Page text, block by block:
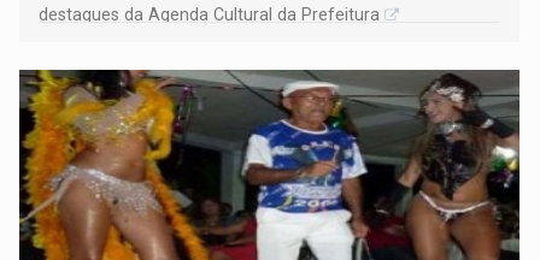
destaques da Agenda Cultural da Prefeitura